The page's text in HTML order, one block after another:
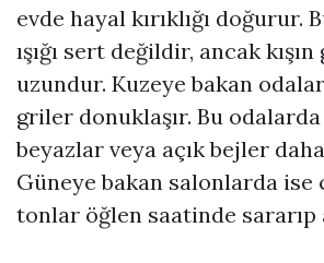
evde hayal kırıklığı doğurur.
ışığı sert değildir, ancak
uzundur. Kuzeye bakan
griler donuklaşır. Bu odalarda
beyazlar veya açık bejler
Güneye bakan salonlarda ise
tonlar öğlen saatinde sararıp